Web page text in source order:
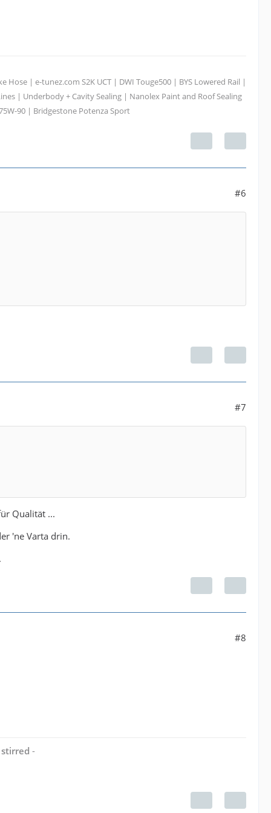
Hose | e-tunez.com S2K UCT | DWI Touge500 | BYS Lowered Rail |
| Underbody + Cavity Sealing | Nanolex Paint and Roof Sealing
90 | Bridgestone Potenza Sport
#6
#7
Qualität ...
'ne Varta drin.
#8
-